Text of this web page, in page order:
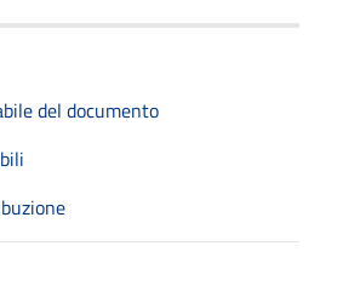
del documento